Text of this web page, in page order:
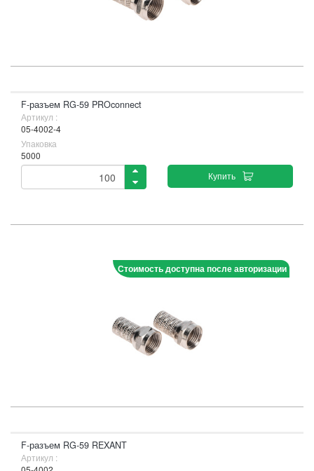
F-разъем RG-59 PROconnect
Артикул :
05-4002-4
Упаковка
5000
Купить
Стоимость доступна после авторизации
F-разъем RG-59 REXANT
Артикул :